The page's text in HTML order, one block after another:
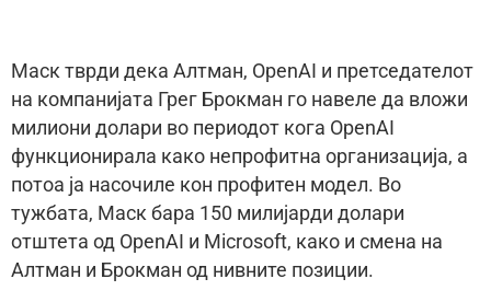
Маск тврди дека Алтман, OpenAI и претседателот
на компанијата Грег Брокман го навеле да вложи
милиони долари во периодот кога OpenAI
функционирала како непрофитна организација, а
потоа ја насочиле кон профитен модел. Во
тужбата, Маск бара 150 милијарди долари
отштета од OpenAI и Microsoft, како и смена на
Алтман и Брокман од нивните позиции.